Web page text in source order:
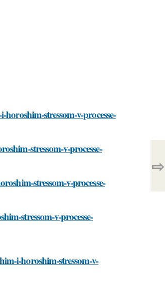
stressom-v-processe-
stressom-v-processe-
stressom-v-processe-
stressom-v-processe-
i-horoshim-stressom-v-
⇨